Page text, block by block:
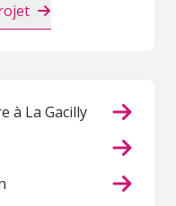
à La Gacilly